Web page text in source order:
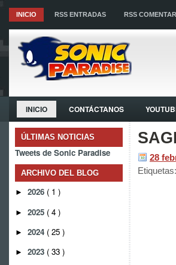
INICIO RSS ENTRADAS RSS
INICIO CONTÁCTANOS
ÚLTIMAS NOTICIAS
Tweets de Sonic Paradise
ARCHIVO DEL BLOG
► 2026 ( 1 )
► 2025 ( 4 )
► 2024 ( 25 )
► 2023 ( 33 )
28
Etiquetas: